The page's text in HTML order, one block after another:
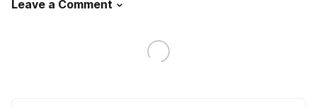
Leave a Comment